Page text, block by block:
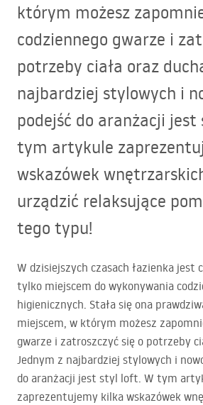
którym możesz
codziennego gwarze i
potrzeby ciała oraz
najbardziej stylowych i
podejść do aranżacji
tym artykule
wskazówek
urządzić relaksujące
tego typu!
W dzisiejszych czasach łazienka jest
tylko miejscem do wykonywania
higienicznych. Stała się ona
miejscem, w którym możesz
gwarze i zatroszczyć się o potrzeby
Jednym z najbardziej stylowych i
do aranżacji jest styl loft. W tym
zaprezentujemy kilka wskazówek